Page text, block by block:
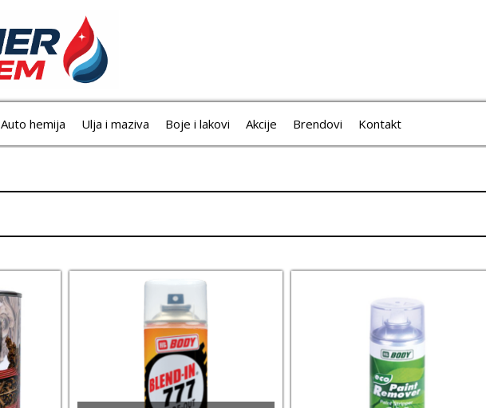
Auto hemija Ulja i maziva Boje i lakovi Akcije Brendovi Kontakt